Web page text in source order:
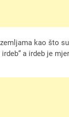
kao što
a irdeb je